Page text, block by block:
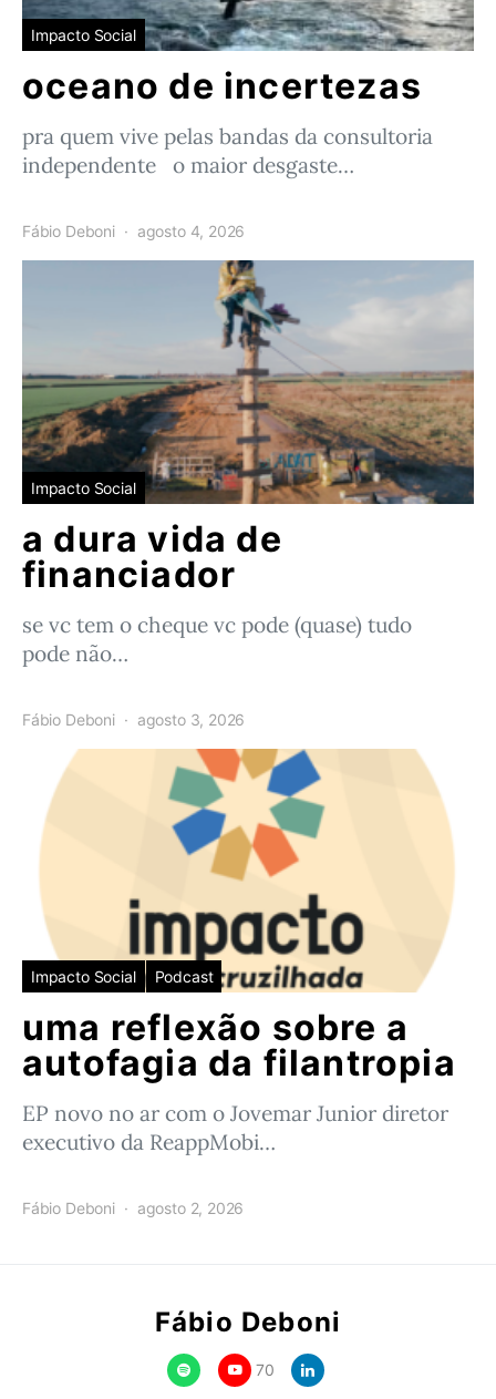
Impacto Social
oceano de incertezas
pra quem vive pelas bandas da consultoria
independente o maior desgaste…
Fábio Deboni agosto 4, 2026
Impacto Social
a dura vida de
financiador
se vc tem o cheque vc pode (quase) tudo
pode não…
Fábio Deboni agosto 3, 2026
Impacto Social Podcast
uma reflexão sobre a
autofagia da filantropia
EP novo no ar com o Jovemar Junior diretor
executivo da ReappMobi…
Fábio Deboni agosto 2, 2026
Fábio Deboni
70